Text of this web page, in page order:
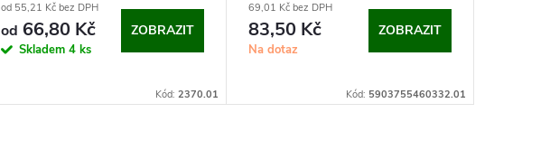
od 55,21 Kč bez DPH
od 66,80 Kč
Skladem 4 ks
ZOBRAZIT
Kód: 2370.01
69,01 Kč bez DPH
83,50 Kč
Na dotaz
ZOBRAZIT
Kód: 5903755460332.01